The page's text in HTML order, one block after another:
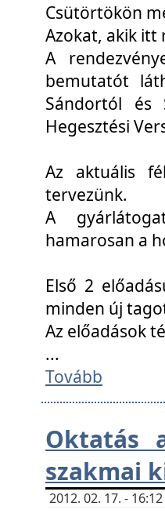
Csütörtökön
Azokat, akik itt
A
bemutatót
Sándortól és
Hegesztési
Az aktuális
tervezünk.
A
hamarosan a
Első 2
minden új
Az előadások
...
Tovább
Oktatás
szakmai
2012. 02. 17. -